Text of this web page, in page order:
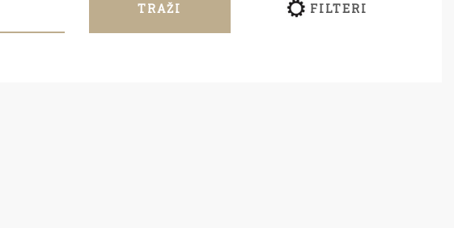
TRAŽI FILTERI